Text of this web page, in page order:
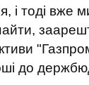
і тоді вже
до